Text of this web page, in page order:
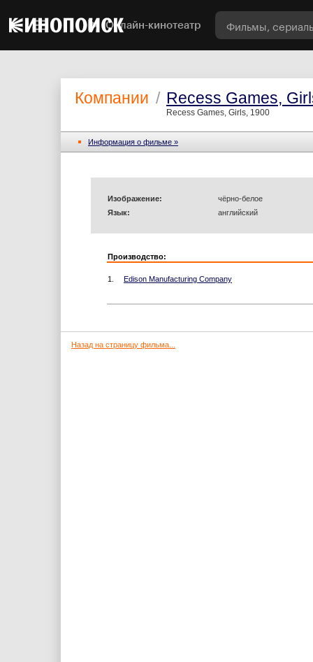
Онлайн-кинотеатр
Компании / Recess Games,
Recess Games, Girls, 1900
Информация o фильме »
Изображение:
чёрно-белое
Язык:
английский
Производство:
1. Edison Manufacturing Company
Назад на страницу фильма...